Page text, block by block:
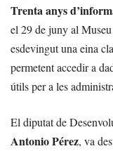
Trenta anys
el 29 de juny al
esdevingut una eina
permetent accedir a
útils per a les
El diputat de
Antonio Pérez, va